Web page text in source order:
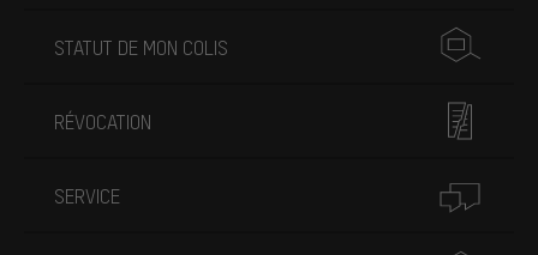
STATUT DE MON COLIS
RÉVOCATION
SERVICE